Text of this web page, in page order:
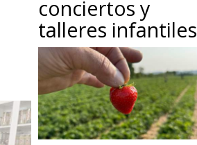
conciertos y
talleres infantiles